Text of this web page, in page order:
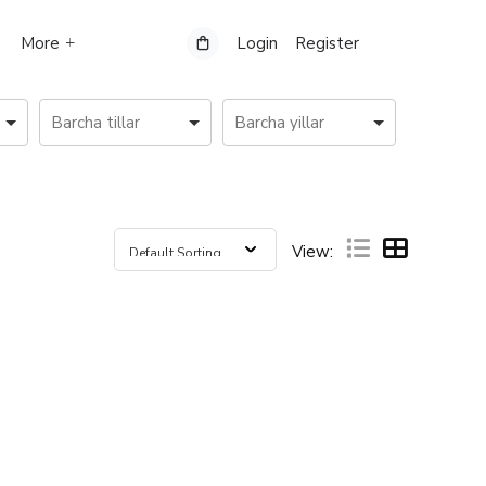
More Login Register
View: